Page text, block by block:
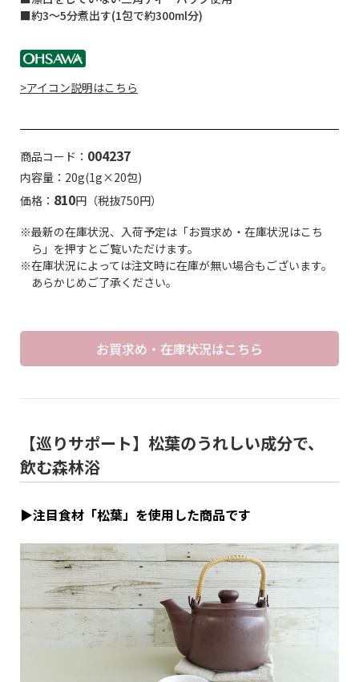
■約3～5分煮出す(1包で約300ml分)
>アイコン説明はこちら
商品コード： 004237
内容量：20g(1g×20包)
価格： 810円（税抜750円）
※最新の在庫状況、入荷予定は「お買求め・在庫状況はこち
ら」を押すとご覧いただけます。
※在庫状況によっては注文時に在庫が無い場合もございます。
あらかじめご了承ください。
お買求め・在庫状況はこちら
【巡りサポート】松葉のうれしい成分で、
飲む森林浴
▶注目食材「松葉」を使用した商品です